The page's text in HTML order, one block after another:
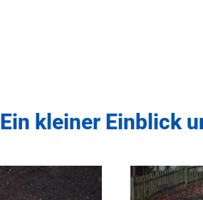
Ein kleiner Einblick